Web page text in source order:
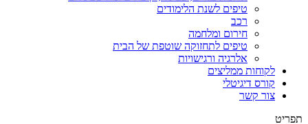
טיפים לשנת הלימודים
רכב
חירום ומלחמה
טיפים לתחזוקה שוטפת של הבית
אלרגיה ורגישויות
לקוחות ממליצים
קורס דיגיטלי
צור קשר
תפריט